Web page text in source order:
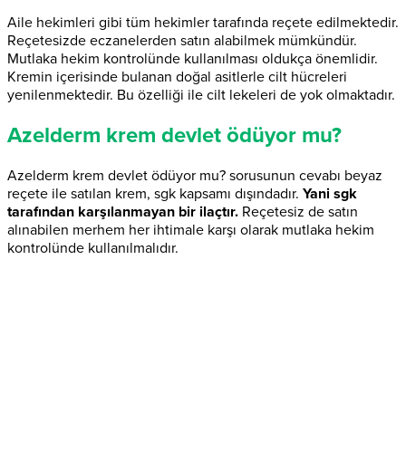
Aile hekimleri gibi tüm hekimler tarafında reçete edilmektedir.
Reçetesizde eczanelerden satın alabilmek mümkündür.
Mutlaka hekim kontrolünde kullanılması oldukça önemlidir.
Kremin içerisinde bulanan doğal asitlerle cilt hücreleri
yenilenmektedir. Bu özelliği ile cilt lekeleri de yok olmaktadır.
Azelderm krem devlet ödüyor mu?
Azelderm krem devlet ödüyor mu? sorusunun cevabı beyaz
reçete ile satılan krem, sgk kapsamı dışındadır. Yani sgk
tarafından karşılanmayan bir ilaçtır. Reçetesiz de satın
alınabilen merhem her ihtimale karşı olarak mutlaka hekim
kontrolünde kullanılmalıdır.